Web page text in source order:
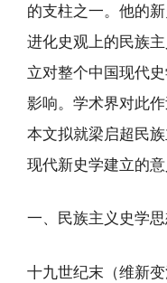
的支柱之一。他的
进化史观上的民族
立对整个中国现代
影响。学术界对此
本文拟就梁启超民
现代新史学建立的意
一、民族主义史学
十九世纪末（维新